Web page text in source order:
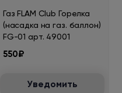
Газ FLAM Club Горелка
(насадка на газ. баллон)
FG-01 арт. 49001
550₽
Уведомить